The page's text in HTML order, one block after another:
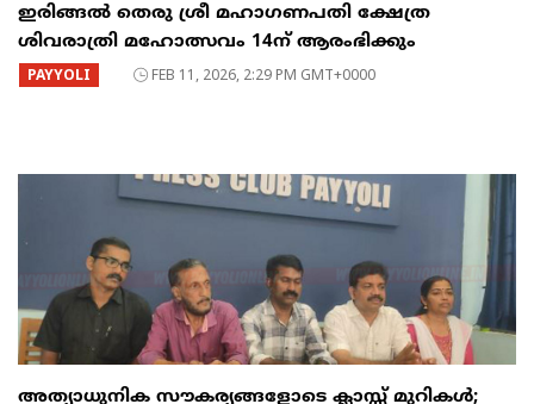
ഇരിങ്ങൽ തെരു ശ്രീ മഹാഗണപതി ക്ഷേത്ര
ശിവരാത്രി മഹോത്സവം 14ന് ആരംഭിക്കും
PAYYOLI FEB 11, 2026, 2:29 PM GMT+0000
അത്യാധുനിക സൗകര്യങ്ങളോടെ ക്ലാസ്സ് മുറികൾ;